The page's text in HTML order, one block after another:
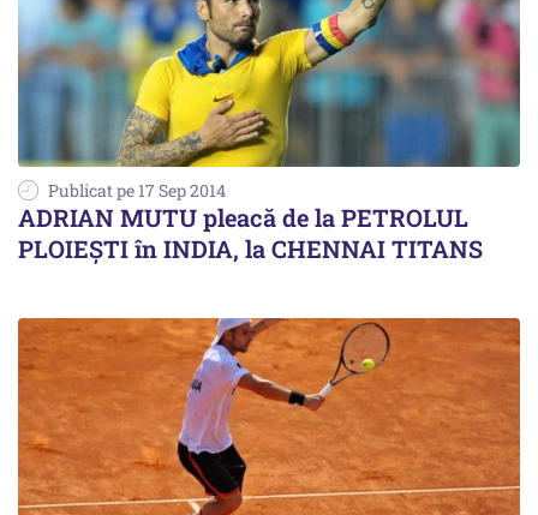
Publicat pe 17 Sep 2014
ADRIAN MUTU pleacă de la PETROLUL
PLOIEȘTI în INDIA, la CHENNAI TITANS